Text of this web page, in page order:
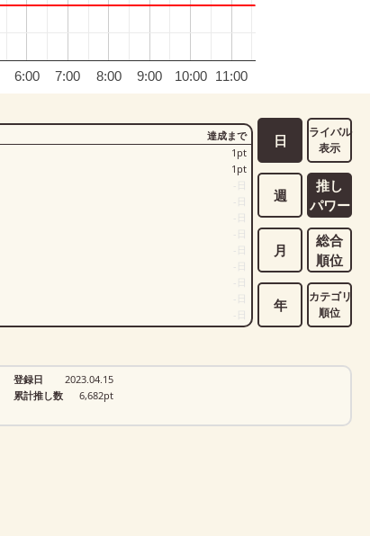
6:00 8:00 10:00
7:00 9:00 11:00
達成まで
1 pt
1 pt
日
日
日
日
日
日
日
日
日
日
週
月
年
ライバル
表示
推し
パワー
総合
順位
カテゴリ
順位
登録日
2023.04.15
累計推し数
6,682pt